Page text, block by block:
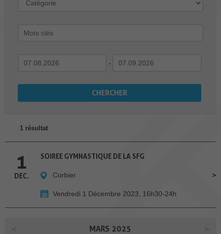
-
1 résultat
1
DEC.
SOIREE GYMNASTIQUE DE LA SFG
Corbier
Vendredi 1 Décembre 2023, 16h30-24h
MARS 2025